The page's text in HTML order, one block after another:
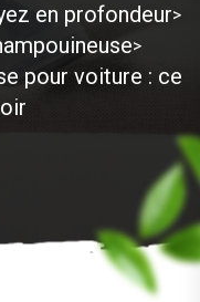
en profondeur>
>
pour voiture : ce